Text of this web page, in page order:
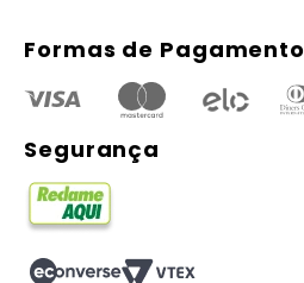
Formas de Pagamento
Segurança